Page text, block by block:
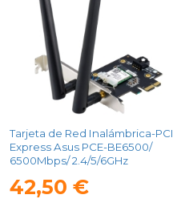
Tarjeta de Red Inalámbrica-PCI
Express Asus PCE-BE6500/
6500Mbps/ 2.4/5/6GHz
42,50 €